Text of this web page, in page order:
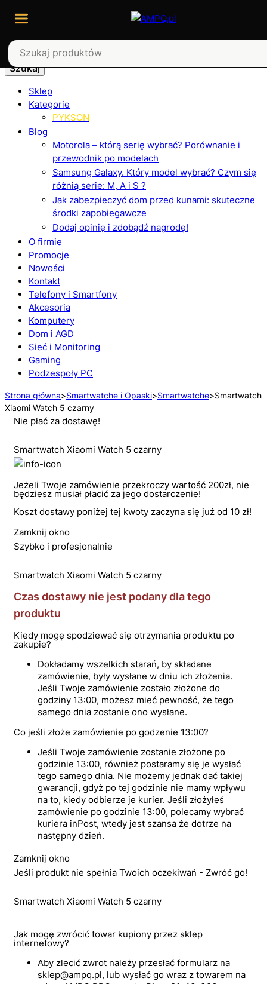
Szukaj
Sklep
Kategorie
PYKSON
Blog
Motorola – którą serię wybrać? Porównanie i
przewodnik po modelach
Samsung Galaxy. Który model wybrać? Czym się
różnią serie: M, A i S ?
Jak zabezpieczyć dom przed kunami: skuteczne
środki zapobiegawcze
Dodaj opinię i zdobądź nagrodę!
O firmie
Promocje
Nowości
Kontakt
Telefony i Smartfony
Akcesoria
Komputery
Dom i AGD
Sieć i Monitoring
Gaming
Podzespoły PC
Strona główna>Smartwatche i Opaski>Smartwatche>Smartwatch
Xiaomi Watch 5 czarny
Nie płać za dostawę!
Smartwatch Xiaomi Watch 5 czarny
Jeżeli Twoje zamówienie przekroczy wartość 200zł, nie
będziesz musiał płacić za jego dostarczenie!
Koszt dostawy poniżej tej kwoty zaczyna się już od 10 zł!
Zamknij okno
Szybko i profesjonalnie
Smartwatch Xiaomi Watch 5 czarny
Czas dostawy nie jest podany dla tego
produktu
Kiedy mogę spodziewać się otrzymania produktu po
zakupie?
Dokładamy wszelkich starań, by składane
zamówienie, były wysłane w dniu ich złożenia.
Jeśli Twoje zamówienie zostało złożone do
godziny 13:00, możesz mieć pewność, że tego
samego dnia zostanie ono wysłane.
Co jeśli złoże zamówienie po godzenie 13:00?
Jeśli Twoje zamówienie zostanie złożone po
godzinie 13:00, również postaramy się je wysłać
tego samego dnia. Nie możemy jednak dać takiej
gwarancji, gdyż po tej godzinie nie mamy wpływu
na to, kiedy odbierze je kurier. Jeśli złożyłeś
zamówienie po godzinie 13:00, polecamy wybrać
kuriera inPost, wtedy jest szansa że dotrze na
następny dzień.
Zamknij okno
Jeśli produkt nie spełnia Twoich oczekiwań - Zwróć go!
Smartwatch Xiaomi Watch 5 czarny
Jak mogę zwrócić towar kupiony przez sklep
internetowy?
Aby zlecić zwrot należy przesłać formularz na
sklep@ampq.pl, lub wysłać go wraz z towarem na